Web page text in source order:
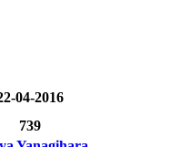
04-2016
739